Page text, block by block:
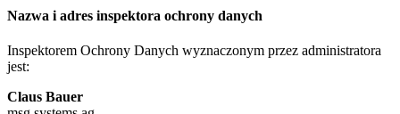
Nazwa i adres inspektora ochrony danych
Inspektorem Ochrony Danych wyznaczonym przez administratora
jest:
Claus Bauer